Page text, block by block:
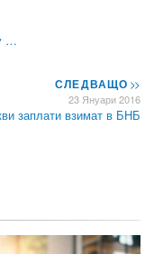
…
СЛЕДВАЩО>>
23 Януари 2016
заплати взимат в БНБ